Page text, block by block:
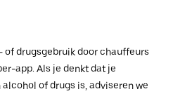
drugsgebruik door chauffeurs
app. Als je denkt dat je
of drugs is, adviseren we